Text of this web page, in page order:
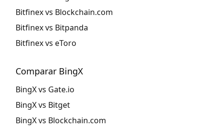
Bitfinex vs Blockchain.com
Bitfinex vs Bitpanda
Bitfinex vs eToro
Comparar BingX
BingX vs Gate.io
BingX vs Bitget
BingX vs Blockchain.com